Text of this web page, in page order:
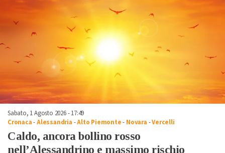
Sabato, 1 Agosto 2026 - 17:49
Cronaca-Alessandria -Alto Piemonte- Novara -Vercelli
Caldo, ancora bollino rosso
nell’Alessandrino e massimo rischio